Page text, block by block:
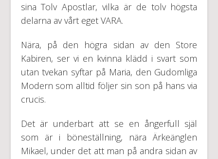
sina Tolv Apostlar, vilka är de tolv högsta
delarna av vårt eget VARA.
Nära, på den högra sidan av den Store
Kabiren, ser vi en kvinna klädd i svart som
utan tvekan syftar på Maria, den Gudomliga
Modern som alltid följer sin son på hans via
crucis.
Det är underbart att se en ångerfull själ
som är i böneställning, nära Ärkeänglen
Mikael, under det att man på andra sidan av